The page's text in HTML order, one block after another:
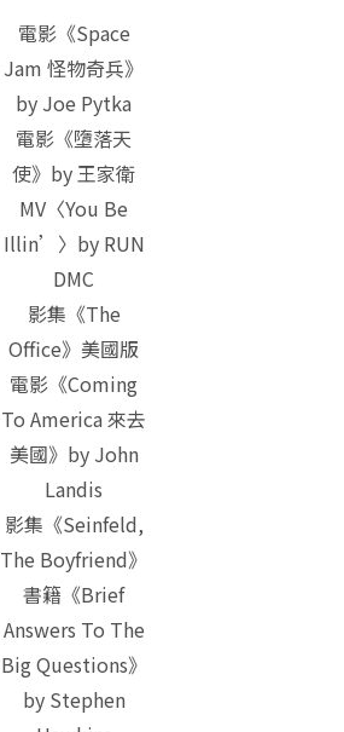
電影《Space
Jam 怪物奇兵》
by Joe Pytka
電影《墮落天
使》by 王家衛
MV〈You Be
Illin’〉by RUN
DMC
影集《The
Office》美國版
電影《Coming
To America 來去
美國》by John
Landis
影集《Seinfeld,
The Boyfriend》
書籍《Brief
Answers To The
Big Questions》
by Stephen